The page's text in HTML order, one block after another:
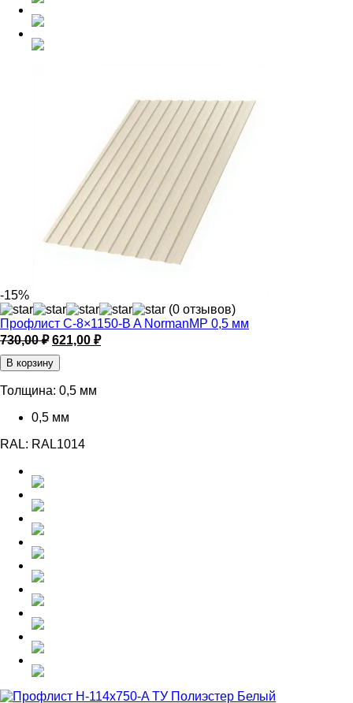
-15%
(0 отзывов)
Профлист С-8×1150-B A NormanMP 0,5 мм
730,00₽ Первоначальная
цена
составляла
730,00 ₽.
621,00 ₽Текущая
В корзину
Толщина: 0,5 мм
0,5 мм
RAL: RAL1014